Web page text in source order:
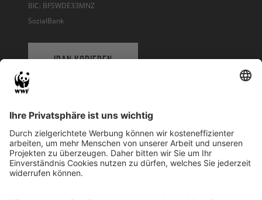
BIC: BFSWDE33MNZ
SozialBank
IBAN KOPIEREN
WWF Deutschland
Reinhardtstr. 18
10117 Berlin